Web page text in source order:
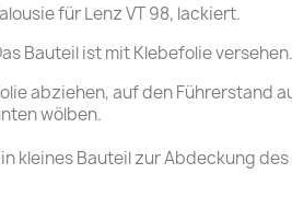
für Lenz VT 98, lackiert.
Bauteil ist mit Klebefolie versehen.
abziehen, auf den Führerstand
wölben.
kleines Bauteil zur Abdeckung